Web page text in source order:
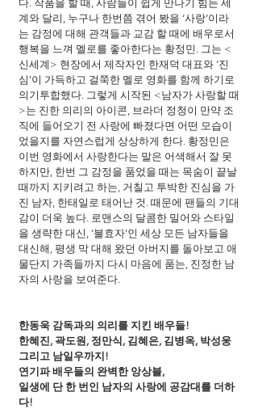
다. 작품을 할 때, 사람들이 쉽게 만나기 힘든 세
계와 달리, 누구나 한번쯤 겪어 봤을 ‘사랑’이라
는 감정에 대해 관객들과 교감 할 때에 배우로서
행복을 느껴 멜로를 좋아한다는 황정민. 그는 <
신세계> 현장에서 제작자인 한재덕 대표와 ‘진
심’이 가득하고 걸쭉한 멜로 영화를 함께 하기로
의기투합했다. 그렇게 시작된 <남자가 사랑할 때
>는 진한 의리의 아이콘, 브라더 정청이 만약 조
직에 들어오기 전 사랑에 빠졌다면 어떤 모습이
었을지를 자연스럽게 상상하게 한다. 황정민은
이번 영화에서 사랑한다는 말은 어색해서 잘 못
하지만, 한번 그 감정을 품었을 때는 목숨이 끝날
때까지 지키려고 하는, 거칠고 투박한 진심을 가
진 남자, 한태일로 태어난 것. 때문에 팬들의 기대
감이 더욱 높다. 로맨스의 달콤한 밀어와 스타일
을 생략한 대신, ‘불효자’인 세상 모든 남자들을
대신해, 평생 막 대해 왔던 아버지를 돌아보고 애
물단지 가족들까지 다시 마음에 품는, 진정한 남
자의 사랑을 보여준다.
한동욱 감독과의 의리를 지킨 배우들!
한혜진, 곽도원, 정만식, 김혜은, 김병옥, 박성웅
그리고 남일우까지!
연기파 배우들의 완벽한 앙상블,
일생에 단 한 번인 남자의 사랑에 공감대를 더하
다!